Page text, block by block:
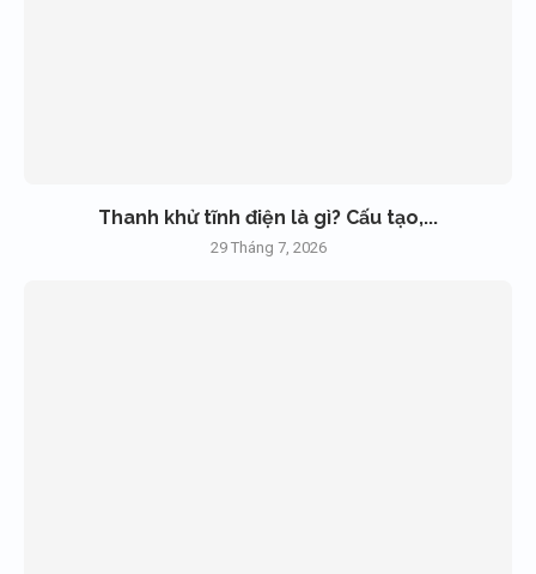
Thanh khử tĩnh điện là gì? Cấu tạo,...
29 Tháng 7, 2026